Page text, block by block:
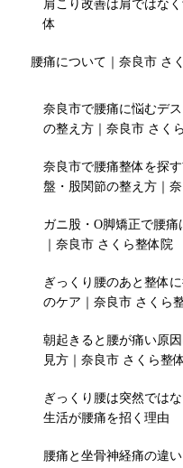
肩こり改善は肩ではな
体
腰痛について｜奈良市 さ
奈良市で腰痛に悩むデ
の整え方｜奈良市 さく
奈良市で腰痛整体を探
盤・股関節の整え方｜
ガニ股・O脚矯正で腰
｜奈良市 さくら整体院
ぎっくり腰のあと整体
のケア｜奈良市 さくら
朝起きると腰が痛い原
見方｜奈良市 さくら整
ぎっくり腰は突然では
生活が腰痛を招く理由
腰痛と坐骨神経痛の違